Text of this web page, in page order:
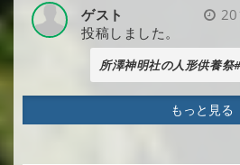
ゲスト
投稿しました。
所澤神明社の人形供養祭
もっと見る